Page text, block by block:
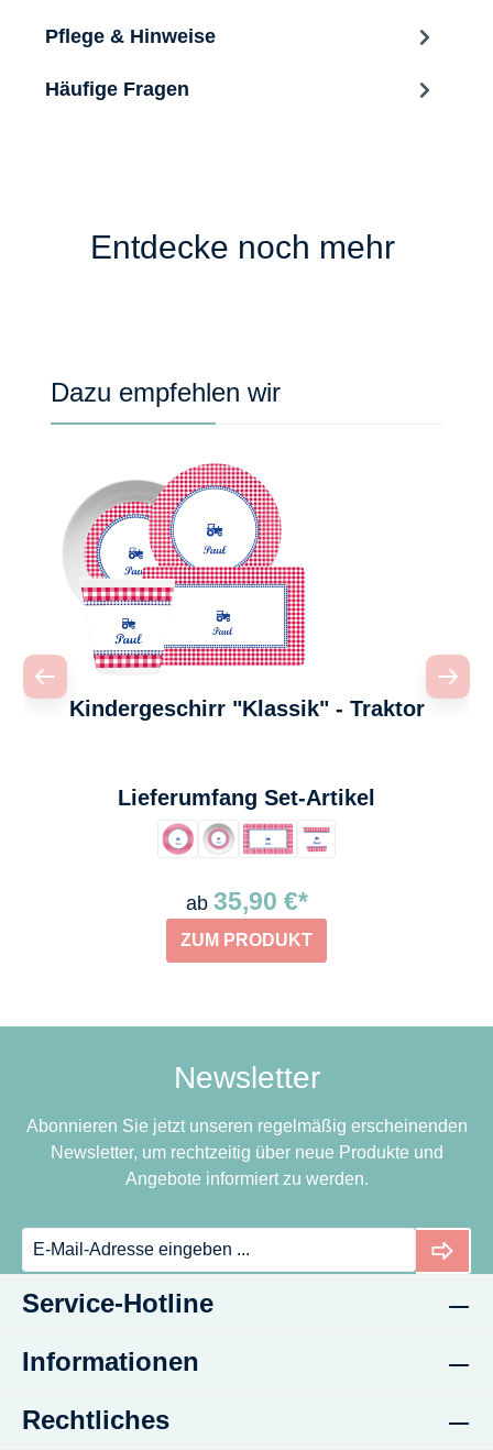
Pflege & Hinweise
Häufige Fragen
Entdecke noch mehr
Produktgalerie überspringen
Dazu empfehlen wir
Kindergeschirr "Klassik" - Traktor
Lieferumfang Set-Artikel
ab 35,90 €*
ZUM PRODUKT
Newsletter
Abonnieren Sie jetzt unseren regelmäßig erscheinenden
Newsletter, um rechtzeitig über neue Produkte und
Angebote informiert zu werden.
Service-Hotline
Informationen
Rechtliches